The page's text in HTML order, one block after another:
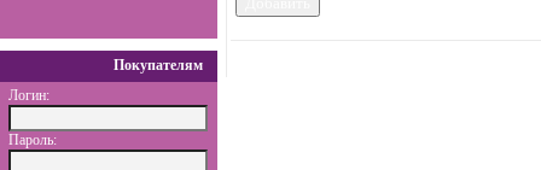
Покупателям
Логин:
Пароль: